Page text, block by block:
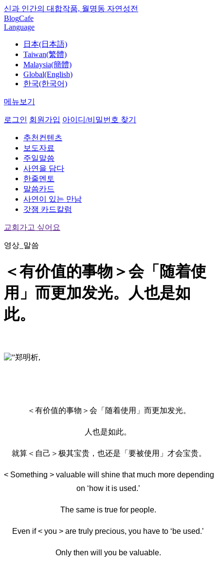
신과 인간의 대합작품, 월명동 자연성전
BlogCafe
Language
日本(日本語)
Taiwan(繁體)
Malaysia(簡體)
Global(English)
한국(한국어)
메뉴보기
로그인 회원가입 아이디/비밀번호 찾기
추천컨텐츠
보도자료
주일말씀
사연을 담다
한줄멘토
말씀카드
사연이 있는 만남
갓잼 카드칼럼
교회가고 싶어요
영상_말씀
＜有价值的事物＞会「随着使
用」而更加发光。人也是如
此。
＜有价值的事物＞会「随着使用」而更加发光。
人也是如此。
就算＜自己＞极其宝贵，也还是「要被使用」才会宝贵。
< Something > valuable will shine that much more depending
on ‘how it is used.’
The same is true for people.
Even if < you > are truly precious, you have to ‘be used.’
Only then will you be valuable.